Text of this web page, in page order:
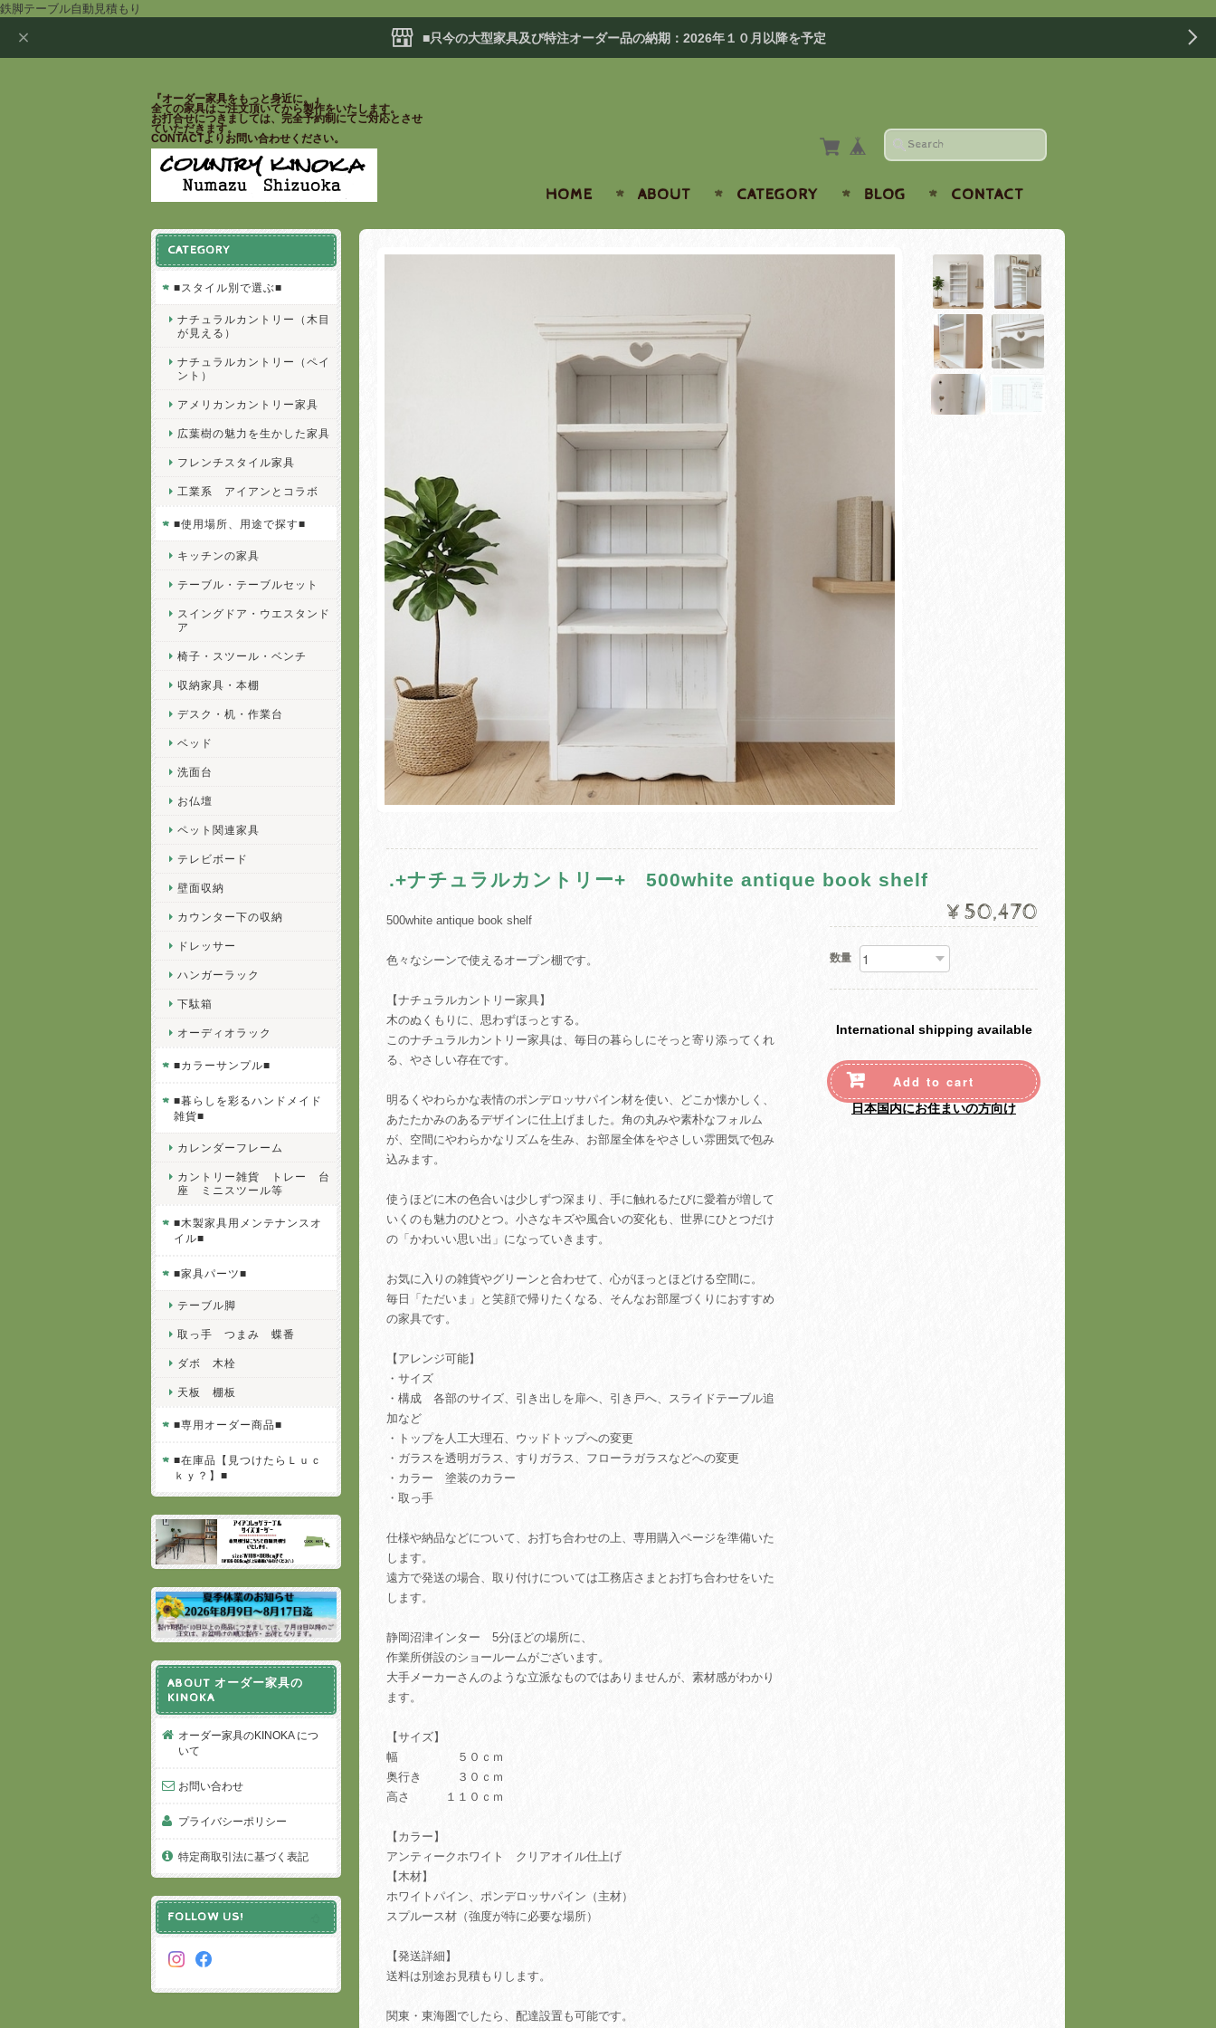
鉄脚テーブル自動見積もり
■只今の大型家具及び特注オーダー品の納期：2026年１０月以降を予定
『オーダー家具をもっと身近に。』
全ての家具はご注文頂いてから製作をいたします。
お打合せにつきましては、完全予約制にてご対応とさせ
ていただきます。
CONTACTよりお問い合わせください。
HOME ABOUT CATEGORY BLOG CONTACT
.+ナチュラルカントリー+ 500white antique book shelf
500white antique book shelf
色々なシーンで使えるオープン棚です。
【ナチュラルカントリー家具】
木のぬくもりに、思わずほっとする。
このナチュラルカントリー家具は、毎日の暮らしにそっと寄り添ってくれ
る、やさしい存在です。
明るくやわらかな表情のポンデロッサパイン材を使い、どこか懐かしく、
あたたかみのあるデザインに仕上げました。角の丸みや素朴なフォルム
が、空間にやわらかなリズムを生み、お部屋全体をやさしい雰囲気で包み
込みます。
使うほどに木の色合いは少しずつ深まり、手に触れるたびに愛着が増して
いくのも魅力のひとつ。小さなキズや風合いの変化も、世界にひとつだけ
の「かわいい思い出」になっていきます。
お気に入りの雑貨やグリーンと合わせて、心がほっとほどける空間に。
毎日「ただいま」と笑顔で帰りたくなる、そんなお部屋づくりにおすすめ
の家具です。
【アレンジ可能】
・サイズ
・構成 各部のサイズ、引き出しを扉へ、引き戸へ、スライドテーブル追
加など
・トップを人工大理石、ウッドトップへの変更
・ガラスを透明ガラス、すりガラス、フローラガラスなどへの変更
・カラー 塗装のカラー
・取っ手
仕様や納品などについて、お打ち合わせの上、専用購入ページを準備いた
します。
遠方で発送の場合、取り付けについては工務店さまとお打ち合わせをいた
します。
静岡沼津インター 5分ほどの場所に、
作業所併設のショールームがございます。
大手メーカーさんのような立派なものではありませんが、素材感がわかり
ます。
【サイズ】
幅 ５０ｃｍ
奥行き ３０ｃｍ
高さ １１０ｃｍ
【カラー】
アンティークホワイト クリアオイル仕上げ
【木材】
ホワイトパイン、ポンデロッサパイン（主材）
スプルース材（強度が特に必要な場所）
【発送詳細】
送料は別途お見積もりします。
関東・東海圏でしたら、配達設置も可能です。
¥50,470
数量
International shipping available
Add to cart
日本国内にお住まいの方向け
CATEGORY
■スタイル別で選ぶ■
ナチュラルカントリー（木目
が見える）
ナチュラルカントリー（ペイ
ント）
アメリカンカントリー家具
広葉樹の魅力を生かした家具
フレンチスタイル家具
工業系 アイアンとコラボ
■使用場所、用途で探す■
キッチンの家具
テーブル・テーブルセット
スイングドア・ウエスタンド
ア
椅子・スツール・ベンチ
収納家具・本棚
デスク・机・作業台
ベッド
洗面台
お仏壇
ペット関連家具
テレビボード
壁面収納
カウンター下の収納
ドレッサー
ハンガーラック
下駄箱
オーディオラック
■カラーサンプル■
■暮らしを彩るハンドメイド
雑貨■
カレンダーフレーム
カントリー雑貨 トレー 台
座 ミニスツール等
■木製家具用メンテナンスオ
イル■
■家具パーツ■
テーブル脚
取っ手 つまみ 蝶番
ダボ 木栓
天板 棚板
■専用オーダー商品■
■在庫品【見つけたらＬｕｃ
ｋｙ？】■
ABOUT オーダー家具の
KINOKA
オーダー家具のKINOKA につ
いて
お問い合わせ
プライバシーポリシー
特定商取引法に基づく表記
FOLLOW US!